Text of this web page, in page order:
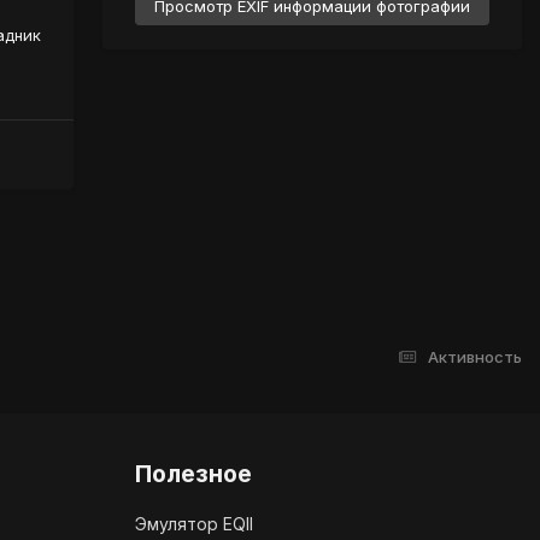
Просмотр EXIF информации фотографии
Активность
Полезное
Эмулятор EQII